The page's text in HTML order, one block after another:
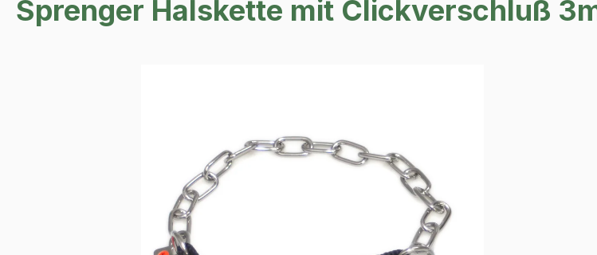
Sprenger Halskette mit Clickverschluß